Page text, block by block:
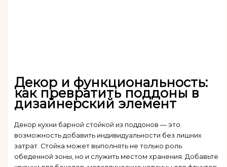
Декор и функциональность:
как превратить поддоны в
дизайнерский элемент
Декор кухни барной стойкой из поддонов — это
возможность добавить индивидуальности без лишних
затрат. Стойка может выполнять не только роль
обеденной зоны, но и служить местом хранения. Добавьте